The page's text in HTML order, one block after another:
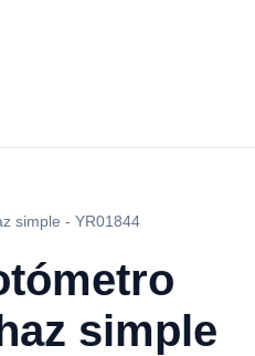
simple - YR01844
simple